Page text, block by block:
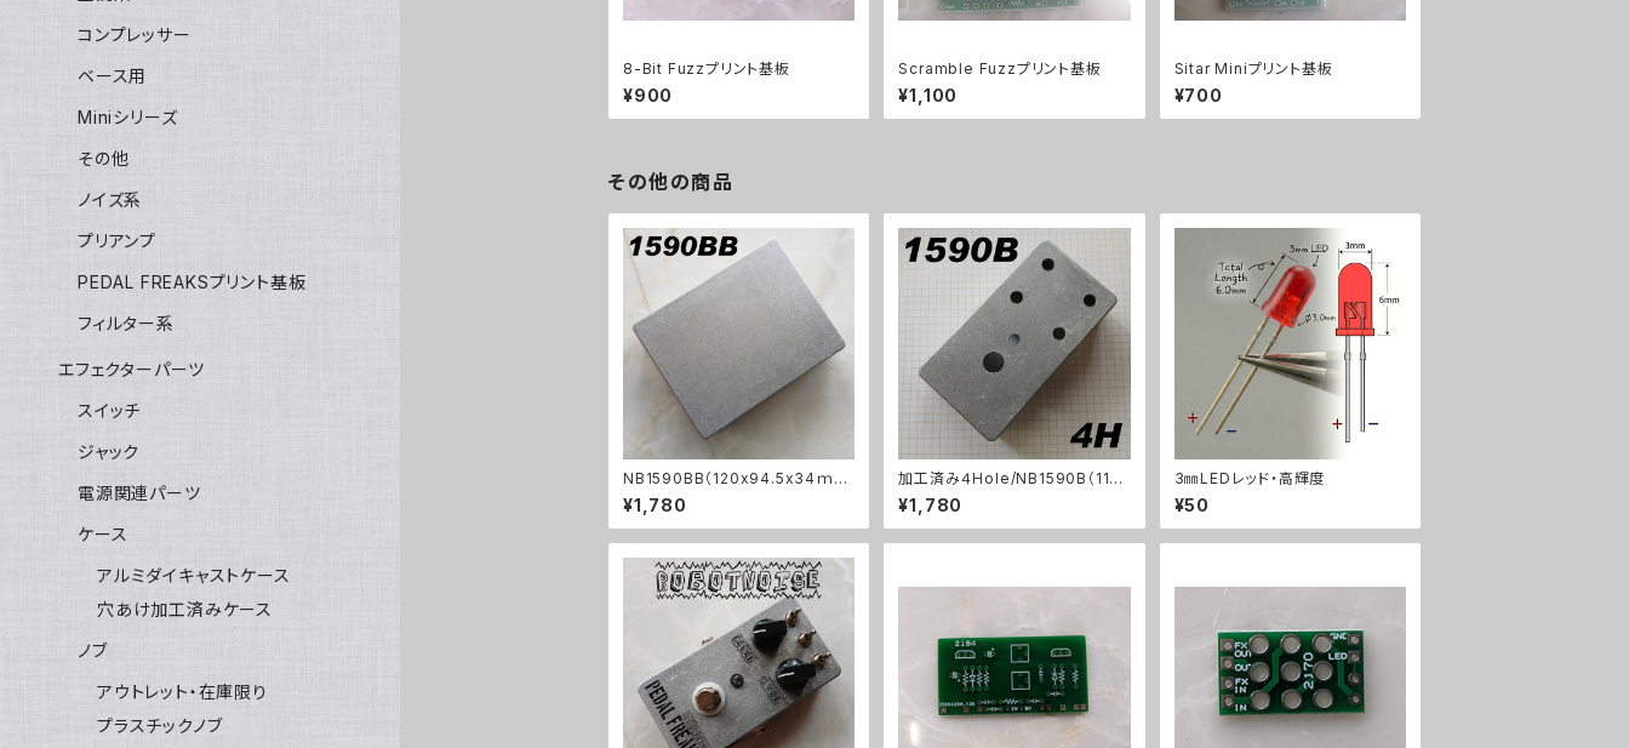
8-Bit Fuzzプリント基板
¥900
Scramble Fuzzプリント基板
¥1,100
Sitar Miniプリント基板
¥700
その他の商品
NB1590BB（120x94.5x34ｍ
ｍ）アルミダイキャストケース
¥1,780
加工済み４Hole/NB1590B（112x
61x32mm）アルミダイキャストケ
ース
¥1,780
3㎜LEDレッド・高輝度
¥50
コンプレッサー
ベース用
Miniシリーズ
その他
ノイズ系
プリアンプ
PEDAL FREAKSプリント基板
フィルター系
エフェクターパーツ
スイッチ
ジャック
電源関連パーツ
ケース
アルミダイキャストケース
穴あけ加工済みケース
ノブ
アウトレット・在庫限り
プラスチックノブ